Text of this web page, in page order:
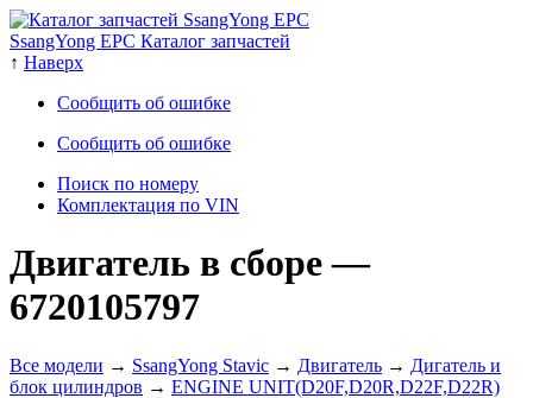
SsangYong EPC Каталог запчастей
↑ Наверх
Сообщить об ошибке
Сообщить об ошибке
Поиск по номеру
Комплектация по VIN
Двигатель в сборе—
6720105797
Все модели → SsangYong Stavic → Двигатель → Дигатель и
блок цилиндров → ENGINE UNIT(D20F,D20R,D22F,D22R)